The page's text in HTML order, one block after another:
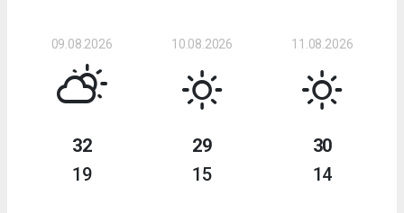
09.08.2026
32
19
10.08.2026
29
15
11.08.2026
30
14